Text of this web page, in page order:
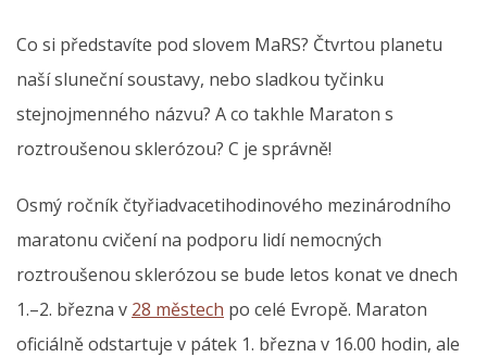
Co si představíte pod slovem MaRS? Čtvrtou planetu
naší sluneční soustavy, nebo sladkou tyčinku
stejnojmenného názvu? A co takhle Maraton s
roztroušenou sklerózou? C je správně!
Osmý ročník čtyřiadvacetihodinového mezinárodního
maratonu cvičení na podporu lidí nemocných
roztroušenou sklerózou se bude letos konat ve dnech
1.–2. března v 28 městech po celé Evropě. Maraton
oficiálně odstartuje v pátek 1. března v 16.00 hodin, ale